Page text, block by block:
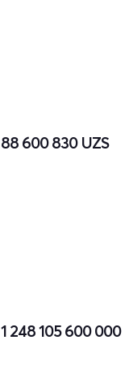
88 600 830 UZS
1 248 105 600 000